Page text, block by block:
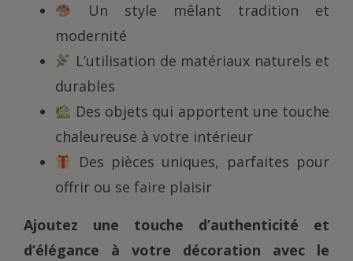
Un style mêlant tradition et
modernité
L’utilisation de matériaux naturels et
durables
Des objets qui apportent une touche
chaleureuse à votre intérieur
Des pièces uniques, parfaites pour
offrir ou se faire plaisir
Ajoutez une touche d’authenticité et
d’élégance à votre décoration avec le